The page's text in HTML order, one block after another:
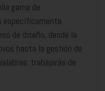
gama de
específicamente
de diseño, desde la
hasta la gestión de
trabajarás de